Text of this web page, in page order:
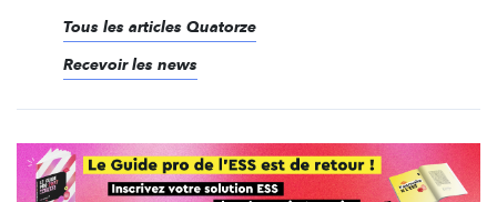
Tous les articles Quatorze
Recevoir les news